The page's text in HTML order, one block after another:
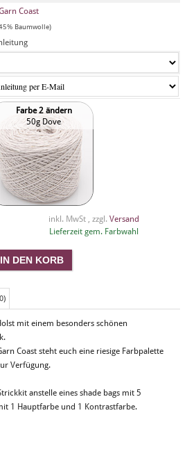
Coast
Baumwolle)
Farbe 2 ändern
50g Dove
inkl. MwSt , zzgl. Versand
Lieferzeit gem. Farbwahl
mit einem besonders schönen
Coast steht euch eine riesige Farbpalette
Verfügung.
anstelle eines shade bags mit 5
1 Hauptfarbe und 1 Kontrastfarbe.